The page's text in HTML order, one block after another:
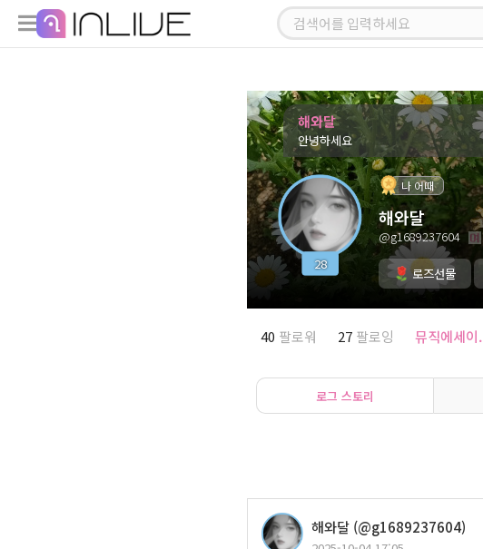
해와달
안녕하세요
28
나 어때
해와달
@g1689237604
로즈선물
40 팔로워 27 팔로잉 뮤직에세이.
로그 스토리
해와달 (@g1689237604)